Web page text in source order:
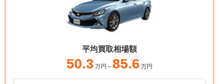
平均買取相場額
50.3 万円～ 85.6 万円